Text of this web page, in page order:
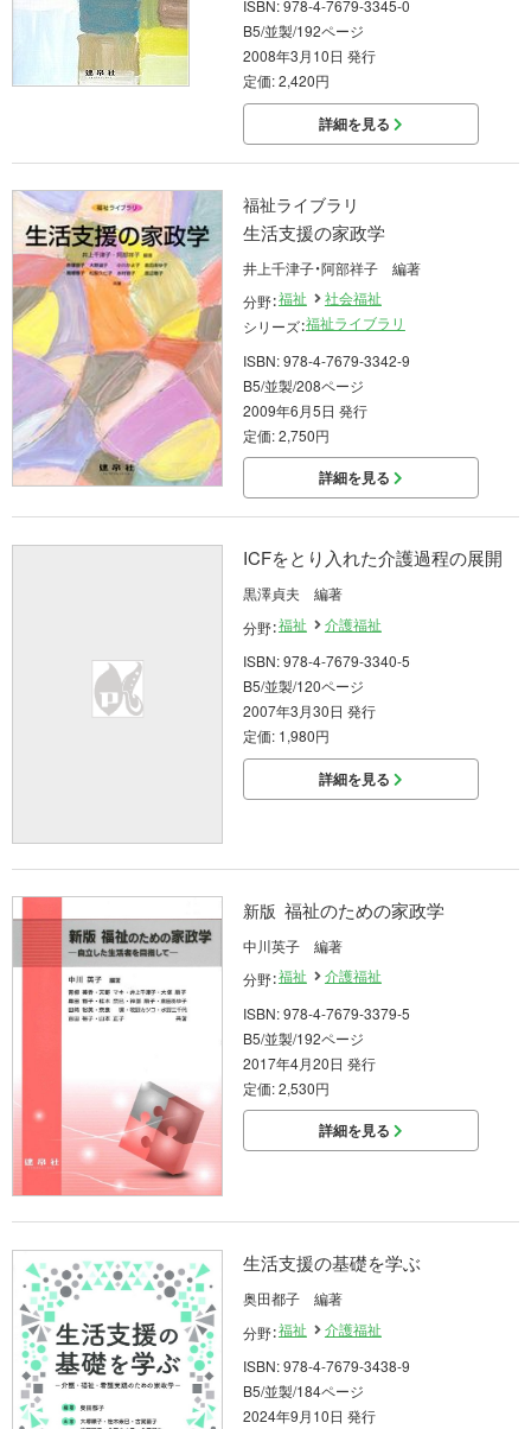
ISBN: 978-4-7679-3345-0
B5/並製/192ページ
2008年3月10日 発行
定価: 2,420円
詳細を見る
福祉ライブラリ
生活支援の家政学
井上千津子・阿部祥子 編著
分野：福祉
社会福祉
シリーズ：福祉ライブラリ
ISBN: 978-4-7679-3342-9
B5/並製/208ページ
2009年6月5日 発行
定価: 2,750円
詳細を見る
ICFをとり入れた介護過程の展開
黒澤貞夫 編著
分野：福祉
介護福祉
ISBN: 978-4-7679-3340-5
B5/並製/120ページ
2007年3月30日 発行
定価: 1,980円
詳細を見る
新版 福祉のための家政学
中川英子 編著
分野：福祉
介護福祉
ISBN: 978-4-7679-3379-5
B5/並製/192ページ
2017年4月20日 発行
定価: 2,530円
詳細を見る
生活支援の基礎を学ぶ
奥田都子 編著
分野：福祉
介護福祉
ISBN: 978-4-7679-3438-9
B5/並製/184ページ
2024年9月10日 発行